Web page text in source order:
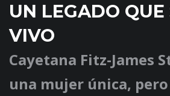
UN LEGADO QUE
VIVO
Cayetana Fitz-James
una mujer única, pero